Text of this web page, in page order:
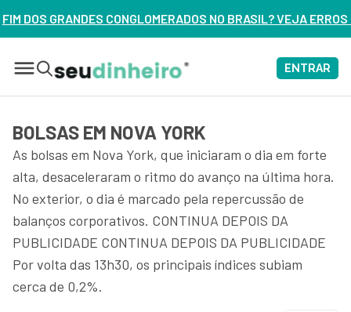
NO BRASIL? VEJA ERROS DE 3 DELES –
ENTRAR
BOLSAS EM NOVA YORK
As bolsas em Nova York, que iniciaram o dia em forte
alta, desaceleraram o ritmo do avanço na última hora.
No exterior, o dia é marcado pela repercussão de
balanços corporativos. CONTINUA DEPOIS DA
PUBLICIDADE CONTINUA DEPOIS DA PUBLICIDADE
Por volta das 13h30, os principais índices subiam
cerca de 0,2%.